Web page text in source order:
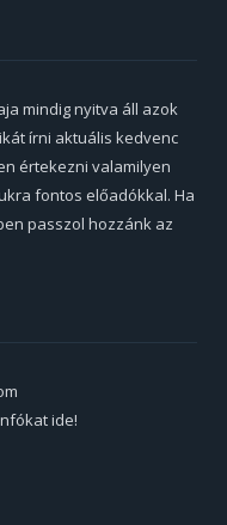
mindig nyitva áll azok
írni aktuális kedvenc
értekezni valamilyen
fontos előadókkal. Ha
passzol hozzánk az
ide!